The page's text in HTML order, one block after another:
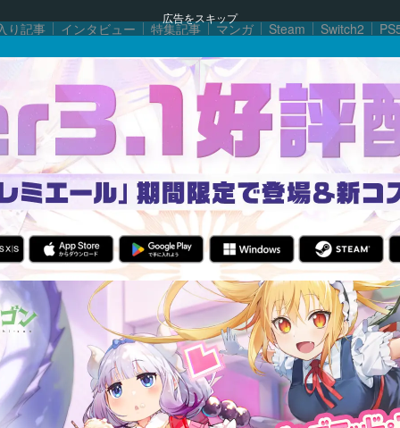
広告をスキップ
り記事 インタビュー 特集記事 マンガ Steam Switch2